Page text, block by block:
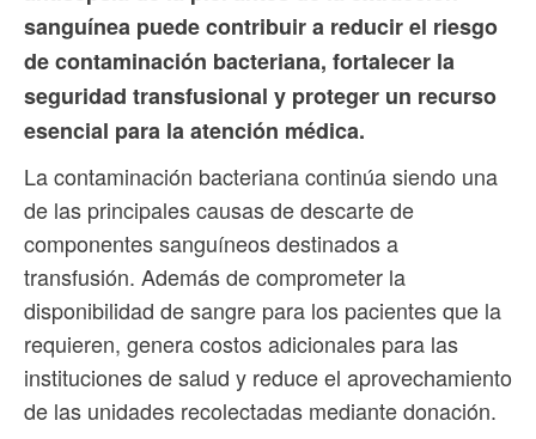
sanguínea puede contribuir a reducir el riesgo
de contaminación bacteriana, fortalecer la
seguridad transfusional y proteger un recurso
esencial para la atención médica.
La contaminación bacteriana continúa siendo una
de las principales causas de descarte de
componentes sanguíneos destinados a
transfusión. Además de comprometer la
disponibilidad de sangre para los pacientes que la
requieren, genera costos adicionales para las
instituciones de salud y reduce el aprovechamiento
de las unidades recolectadas mediante donación.